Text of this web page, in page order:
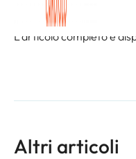
L'articolo completo è
Altri articoli